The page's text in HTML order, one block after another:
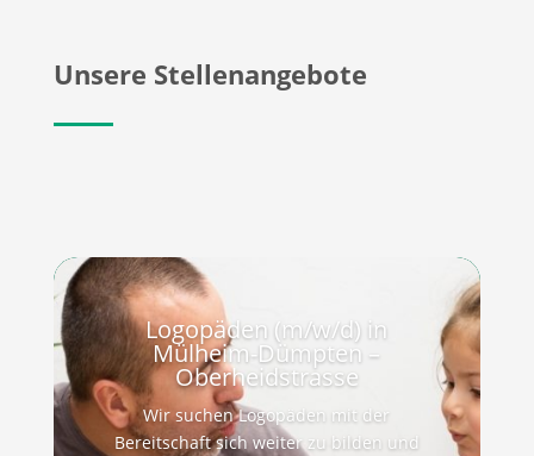
Unsere Stellenangebote
Logopäden (m/w/d) in
Mülheim-Dümpten –
Oberheidstrasse
Wir suchen Logopäden mit der
Bereitschaft sich weiter zu bilden und